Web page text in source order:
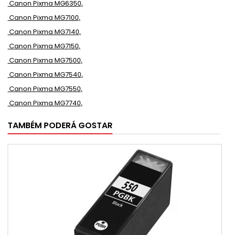
Canon Pixma MG6350,
Canon Pixma MG7100,
Canon Pixma MG7140,
Canon Pixma MG7150,
Canon Pixma MG7500,
Canon Pixma MG7540,
Canon Pixma MG7550,
Canon Pixma MG7740,
TAMBÉM PODERÁ GOSTAR